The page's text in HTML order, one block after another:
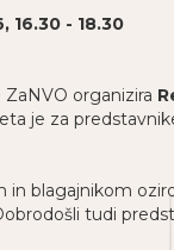
16.30 - 18.30
organizira
je za
in blagajnikom
tudi